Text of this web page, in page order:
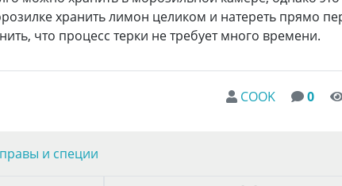
хранить лимон целиком и натереть прямо
что процесс терки не требует много времени.
COOK 0
и специи